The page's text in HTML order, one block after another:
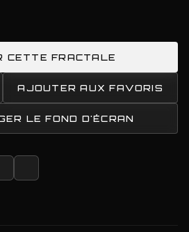
CETTE FRACTALE
AJOUTER AUX FAVORIS
LE FOND D'ÉCRAN